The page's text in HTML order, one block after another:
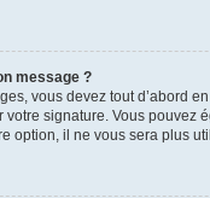
message ?
vous devez tout d’abord
signature. Vous
option, il ne vous sera plus